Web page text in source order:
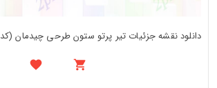
دانلود نقشه جزئیات تیر پرتو ستون طرحی چیدمان (کد54616)